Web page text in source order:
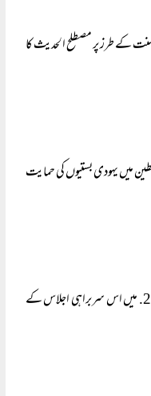
کے طرز پر مصطلح الحدیث کا
پومیو کے فلسطین میں یہودی بستیوں کی حمایت
1. سب سے پہلے ، میں مسلم قائدین اور اسکالرز اور ان کے پیروکاروں کی اس سمٹ میٹنگ میں آپ کی موجودگی کے لیے آپ کا شکریہ ادا کرنا چاہتا ہوں۔ 2. میں اس سربراہی اجلاس کے